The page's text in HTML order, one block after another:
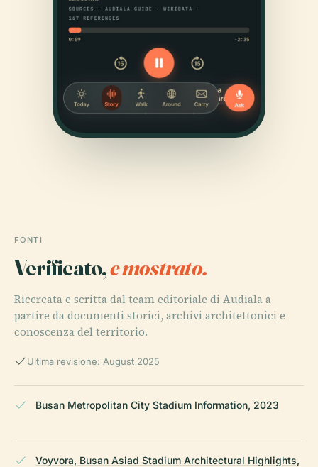
FONTI
Verificato,e mostrato.
Ricercata e scritta dal team editoriale di Audiala a
partire da documenti storici, archivi architettonici e
conoscenza del territorio.
Ultima revisione: August 2025
Busan Metropolitan City Stadium Information, 2023
Voyvora, Busan Asiad Stadium Architectural Highlights,